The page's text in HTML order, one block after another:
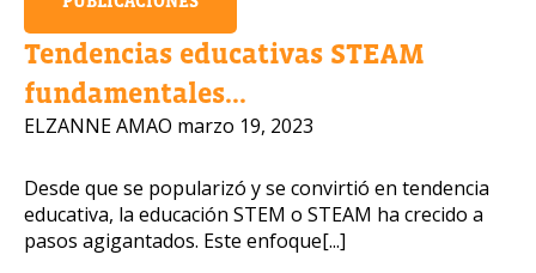
Tendencias educativas STEAM
fundamentales...
ELZANNE AMAO marzo 19, 2023
Desde que se popularizó y se convirtió en tendencia
educativa, la educación STEM o STEAM ha crecido a
pasos agigantados. Este enfoque[...]